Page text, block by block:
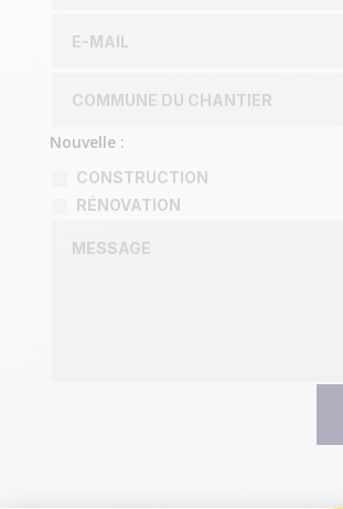
Nouvelle :
CONSTRUCTION
RÉNOVATION